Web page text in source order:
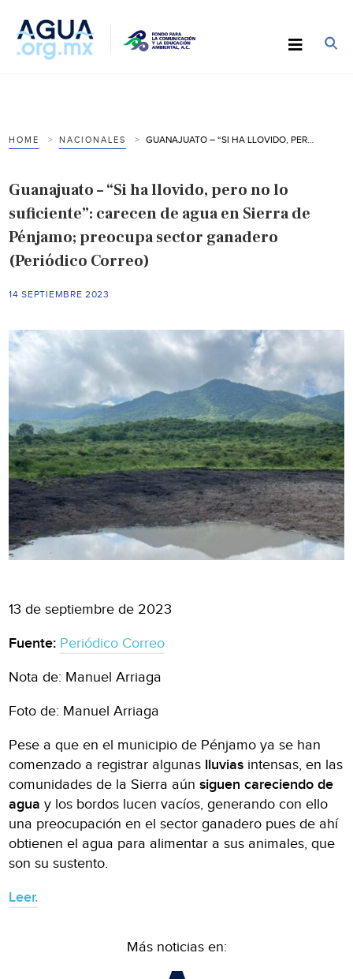
HOME NACIONALES
Guanajuato – “Si ha llovido, pero no lo
suficiente”: carecen de agua en Sierra de
Pénjamo; preocupa sector ganadero
(Periódico Correo)
14 SEPTIEMBRE 2023
13 de septiembre de 2023
Fuente: Periódico Correo
Nota de: Manuel Arriaga
Foto de: Manuel Arriaga
Pese a que en el municipio de Pénjamo ya se han
comenzado a registrar algunas lluvias intensas, en las
comunidades de la Sierra aún siguen careciendo de
agua y los bordos lucen vacíos, generando con ello
una preocupación en el sector ganadero pues de ahí
obtienen el agua para alimentar a sus animales, que
son su sustento.
Leer.
Más noticias en: